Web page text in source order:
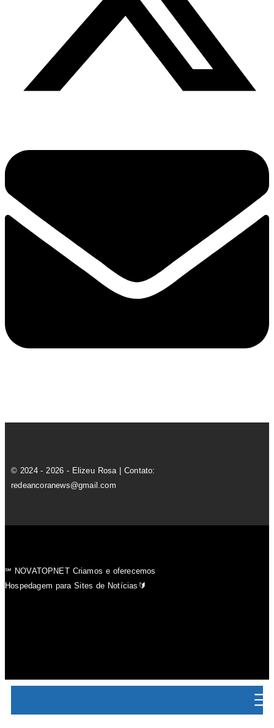
© 2024 - 2026 - Elizeu Rosa | Contato:
redeancoranews@gmail.com
℠ NOVATOPNET Criamos e oferecemos
Hospedagem para Sites de Notícias🔰